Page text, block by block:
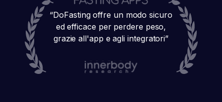
“DoFasting offre un modo sicuro
ed efficace per perdere peso,
grazie all'app e agli integratori”